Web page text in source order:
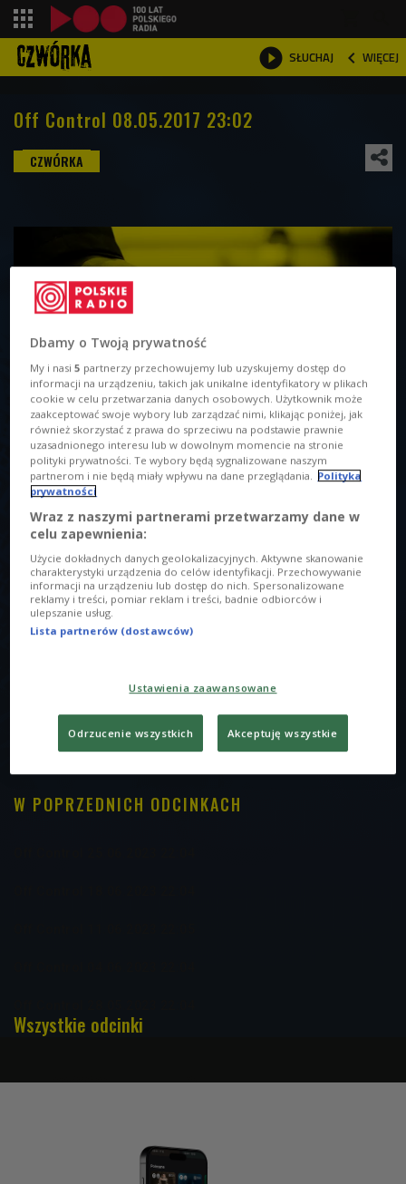
 SŁUCHAJ  WIĘCEJ

Off Control 08.05.2017 23:02
O AUDYCJI
00:00
Tytuł
Off Control 08.05.2017 23:0208.05.201723:02
Opis
Bez pośpiechu i bez szufladkowania. Muzyka, która
samego końca. A to wszystko z udziałem wyjątkowych
gości, którzy pod osłoną nocy zaprezentują się zupełnie na
W POPRZEDNICH ODCINKACH
Wszystkie odcinki
Dbamy o Twoją prywatność
My i nasi5 partnerzy przechowujemy lub uzyskujemy dostęp do
informacji na urządzeniu, takich jak unikalne identyfikatory w plikach
cookie w celu przetwarzania danych osobowych. Użytkownik może
zaakceptować swoje wybory lub zarządzać nimi, klikając poniżej, jak
również skorzystać z prawa do sprzeciwu na podstawie prawnie
uzasadnionego interesu lub w dowolnym momencie na stronie
polityki prywatności. Te wybory będą sygnalizowane naszym
partnerom i nie będą miały wpływu na dane przeglądania. Polityka
prywatności
Wraz z naszymi partnerami przetwarzamy dane w
celu zapewnienia:
Użycie dokładnych danych geolokalizacyjnych. Aktywne skanowanie
charakterystyki urządzenia do celów identyfikacji. Przechowywanie
informacji na urządzeniu lub dostęp do nich. Spersonalizowane
reklamy i treści, pomiar reklam i treści, badnie odbiorców i
ulepszanie usług.
Lista partnerów (dostawców)
Ustawienia zaawansowane
Odrzucenie wszystkich Akceptuję wszystkie